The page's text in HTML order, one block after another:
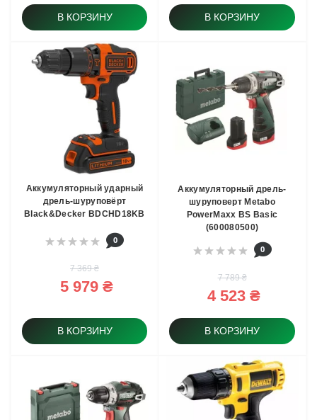
В КОРЗИНУ В КОРЗИНУ
Аккумуляторный ударный
дрель-шуруповёрт
Black&Decker BDCHD18KB
0
7 369 ₴
5 979 ₴
В КОРЗИНУ
Аккумуляторный дрель-
шуруповерт Metabo
PowerMaxx BS Basic
(600080500)
0
7 789 ₴
4 523 ₴
В КОРЗИНУ